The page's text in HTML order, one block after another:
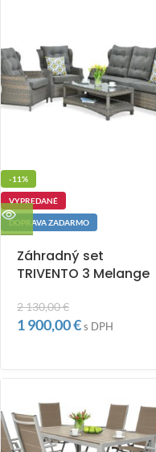
-11%
VYPREDANÉ
DOPRAVA ZADARMO
Záhradný set
TRIVENTO 3 Melange
2 130,00€
1 900,00€s DPH